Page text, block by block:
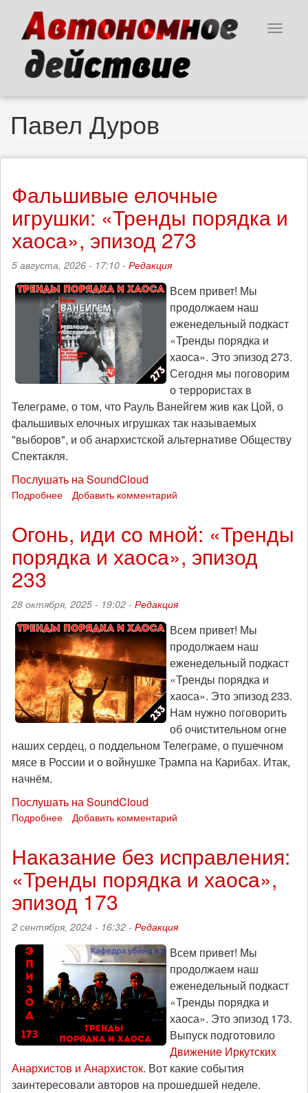
основному
содержанию
Toggle
Павел Дуров
Фальшивые елочные
игрушки: «Тренды порядка и
хаоса», эпизод 273
5 августа, 2026 - 17:10 - Редакция
Всем привет! Мы
продолжаем наш
еженедельный подкаст
«Тренды порядка и
хаоса». Это эпизод 273.
Сегодня мы поговорим
о террористах в
Телеграме, о том, что Рауль Ванейгем жив как Цой, о
фальшивых елочных игрушках так называемых
"выборов", и об анархистской альтернативе Обществу
Спектакля.
Послушать на SoundCloud
Подробнее
игрушки:
«Тренды
порядка
эпизод
273
Добавить комментарий
Огонь, иди со мной: «Тренды
порядка и хаоса», эпизод
233
28 октября, 2025 - 19:02 - Редакция
Всем привет! Мы
продолжаем наш
еженедельный подкаст
«Тренды порядка и
хаоса». Это эпизод 233.
Нам нужно поговорить
об очистительном огне
наших сердец, о поддельном Телеграме, о пушечном
мясе в России и о войнушке Трампа на Карибах. Итак,
начнём.
Послушать на SoundCloud
Подробнее
со
«Тренды
порядка
и
хаоса»,
эпизод
233
Добавить комментарий
Наказание без исправления:
«Тренды порядка и хаоса»,
эпизод 173
2 сентября, 2024 - 16:32 - Редакция
Всем привет! Мы
продолжаем наш
еженедельный подкаст
«Тренды порядка и
хаоса». Это эпизод 173.
Выпуск подготовило
Движение Иркутских
Анархистов и Анархисток. Вот какие события
заинтересовали авторов на прошедшей неделе.